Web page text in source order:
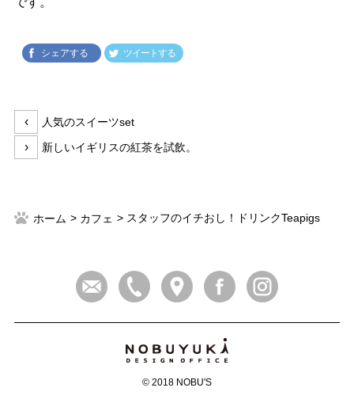
シェアする ツイートする
投
稿
ナ
ー
‹
前
投
人気のスイーツset
›
次
新しいイギリスの紅茶を試飲。
ホーム カフェ スタッフのイチおし！ドリンクTeapigs
© 2018 NOBU'S